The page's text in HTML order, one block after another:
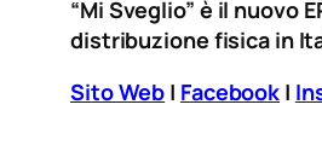
“Mi Sveglio” è il nuovo
distribuzione fisica in
Sito Web | Facebook |